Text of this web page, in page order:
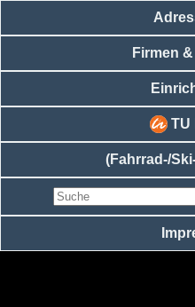
Firmen
TU
(Fahrrad-/